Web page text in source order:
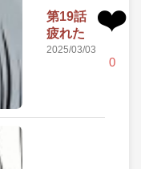
第19話
疲れた
2025/03/03
❤️
0